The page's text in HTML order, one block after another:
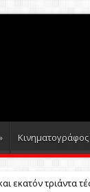
Κινηματογράφος
εκατόν τριάντα